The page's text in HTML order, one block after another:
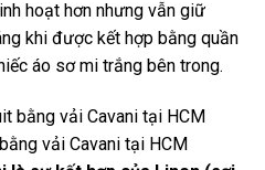
hoạt hơn nhưng vẫn giữ
khi được kết hợp bằng quần
áo sơ mi trắng bên trong.
vải Cavani tại HCM